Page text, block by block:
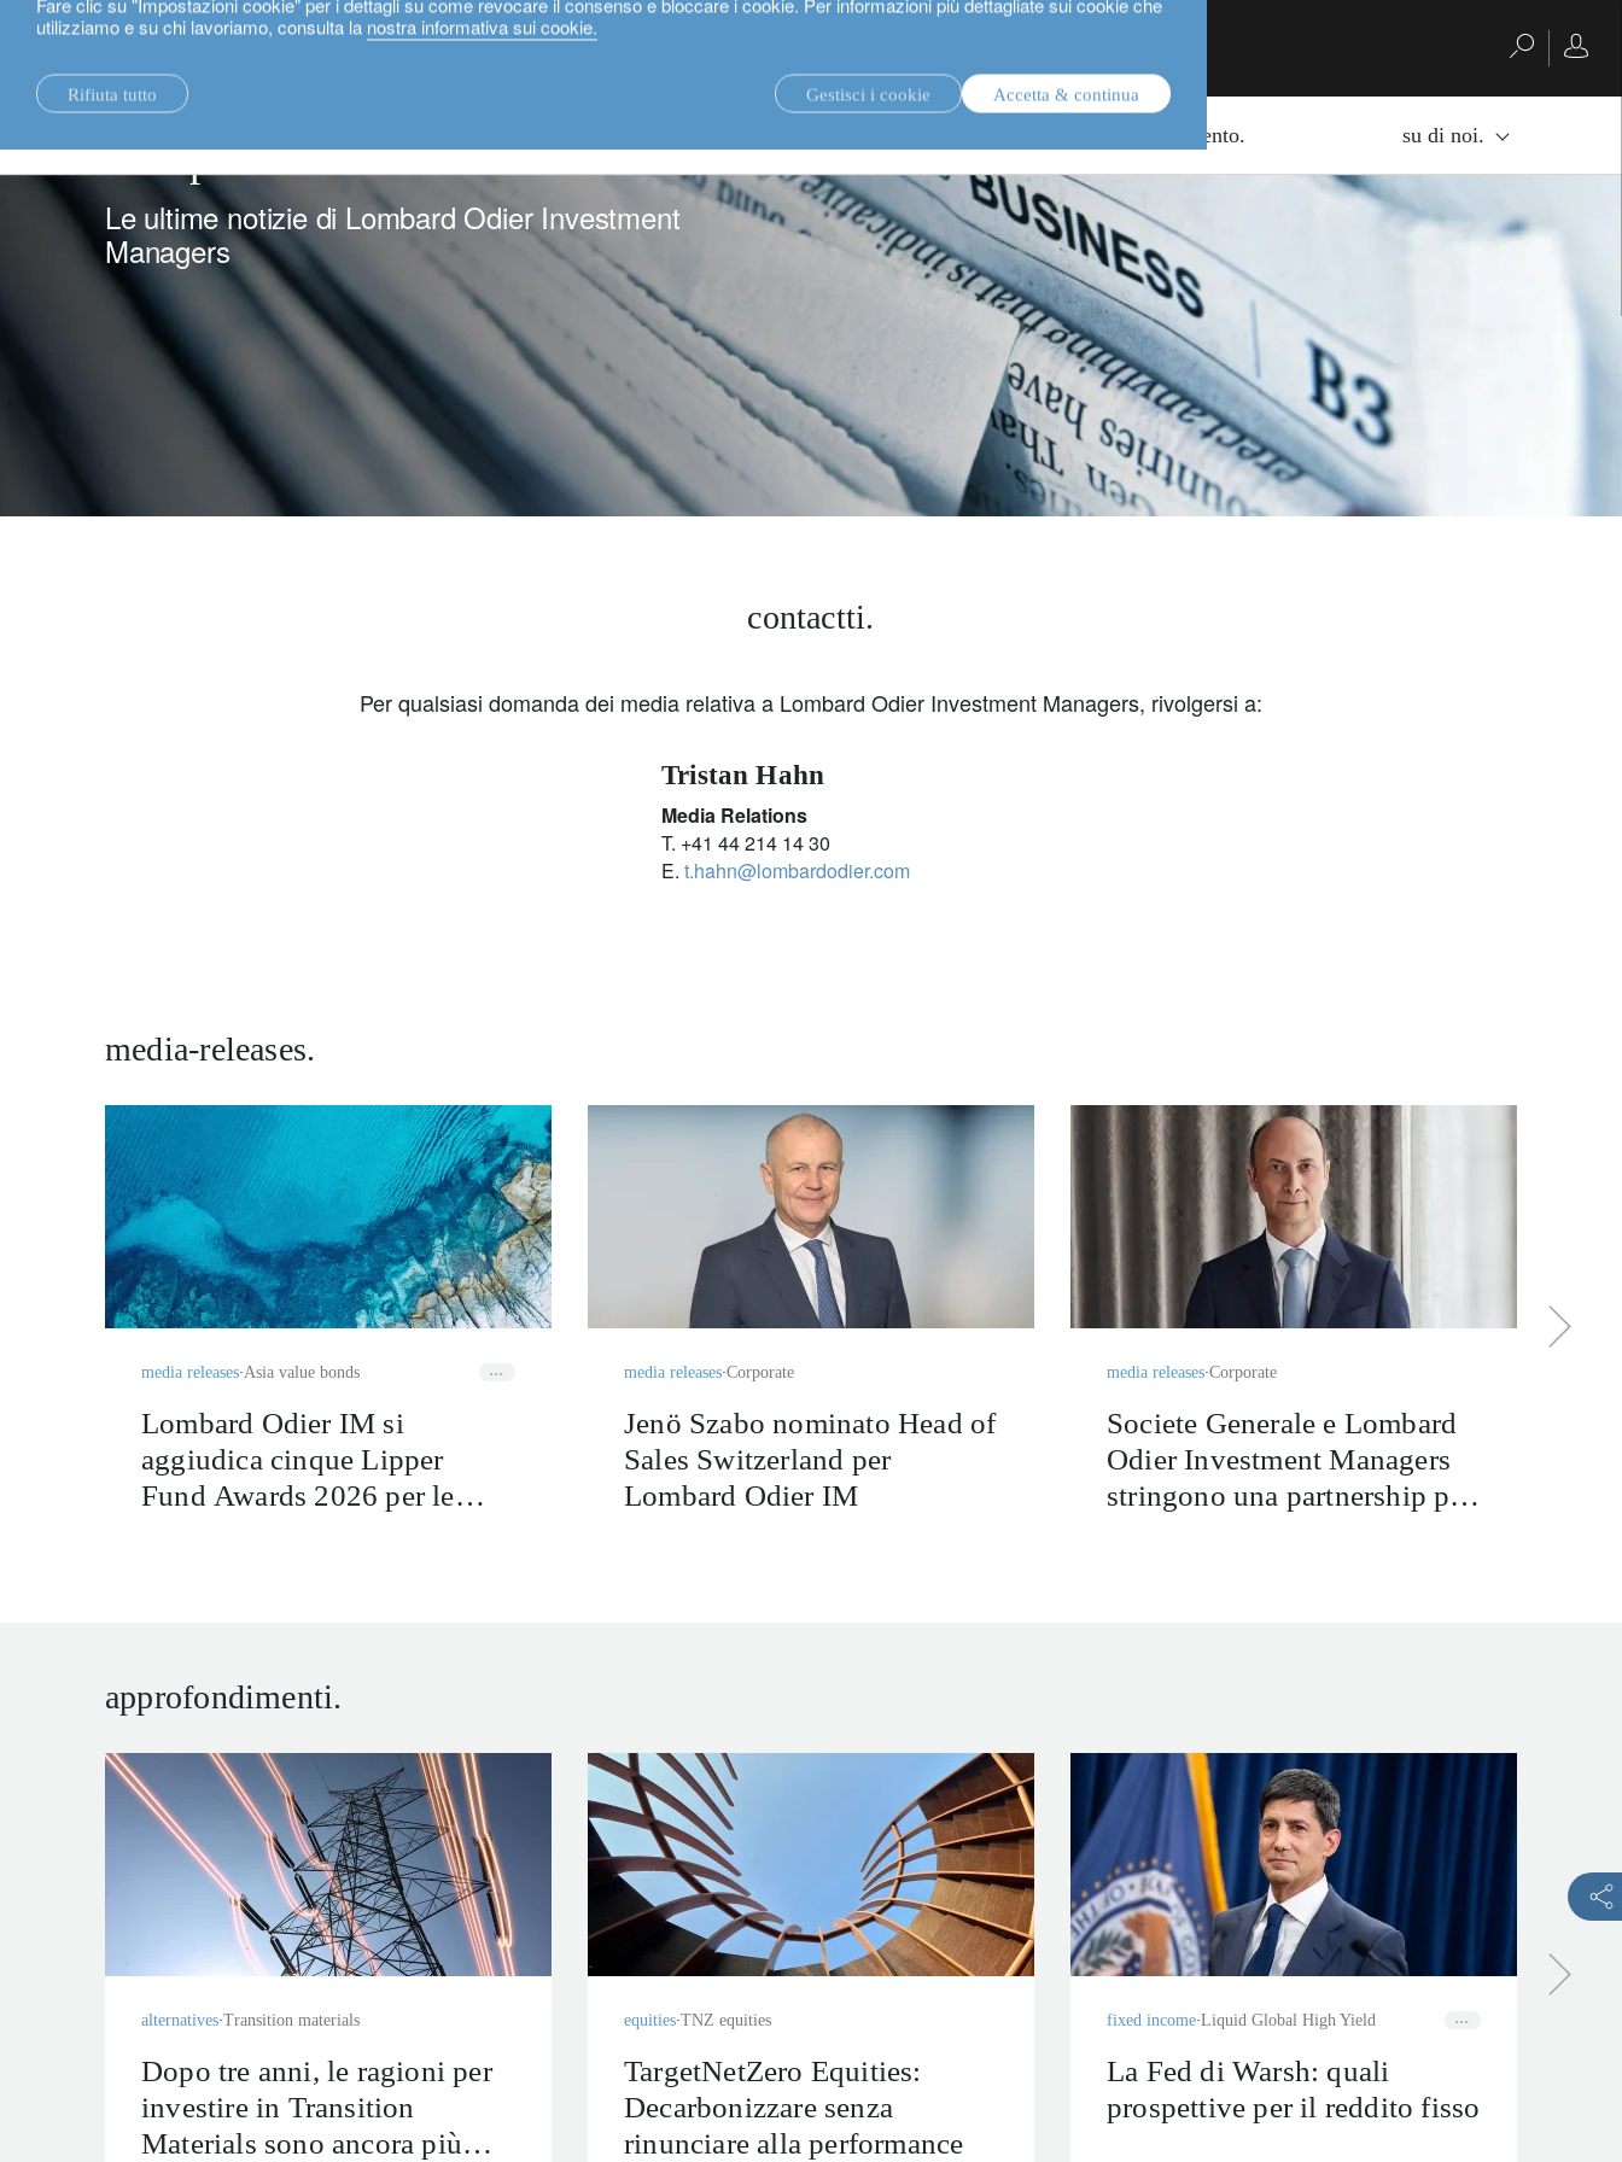
utilizziamo e su chi lavoriamo, consulta la nostra informativa sui cookie.
Rifiuta tutto Gestisci i cookie Accetta & continua
fondi di investimento. su di noi.
stampa.
Le ultime notizie di Lombard Odier Investment
Managers
contactti.
Per qualsiasi domanda dei media relativa a Lombard Odier Investment Managers, rivolgersi a:
Tristan Hahn
Media Relations
T. +41 44 214 14 30
E. t.hahn@lombardodier.com
media-releases.
media releases Asia value bonds
Lombard Odier IM si
aggiudica cinque Lipper
Fund Awards 2026 per le
media releases Corporate
Jenö Szabo nominato Head of
Sales Switzerland per
Lombard Odier IM
media releases Corporate
Societe Generale e Lombard
Odier Investment Managers
stringono una partnership per
approfondimenti.
alternatives Transition materials
Dopo tre anni, le ragioni per
investire in Transition
Materials sono ancora più
equities TNZ equities
TargetNetZero Equities:
Decarbonizzare senza
rinunciare alla performance
fixed income Liquid Global High Yield
La Fed di Warsh: quali
prospettive per il reddito fisso